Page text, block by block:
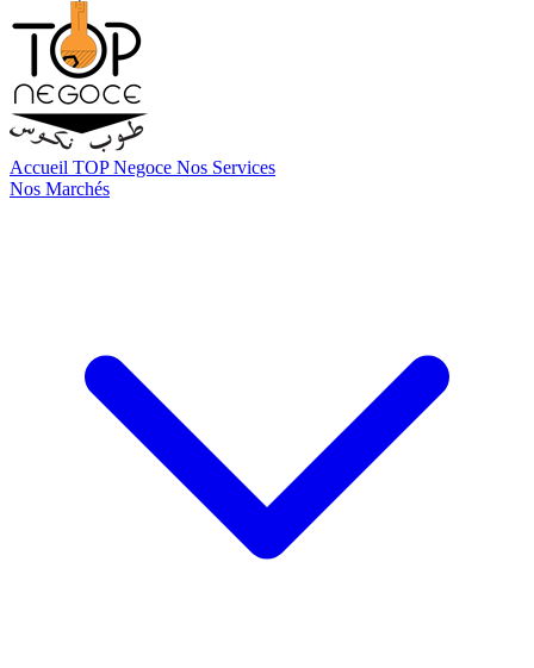
Accueil TOP Negoce Nos Services
Nos Marchés